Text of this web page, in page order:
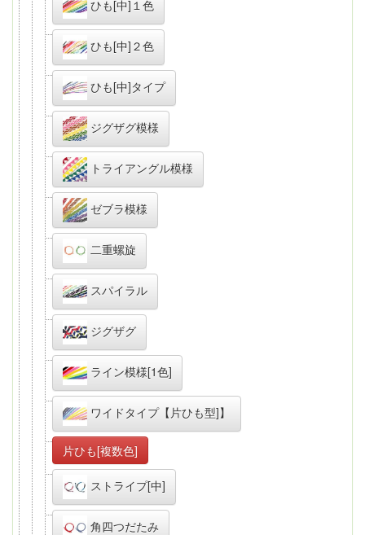
ひも[中]１色
ひも[中]２色
ひも[中]タイプ
ジグザグ模様
トライアングル模様
ゼブラ模様
二重螺旋
スパイラル
ジグザグ
ライン模様[1色]
ワイドタイプ【片ひも型]】
片ひも[複数色]
ストライプ[中]
角四つだたみ